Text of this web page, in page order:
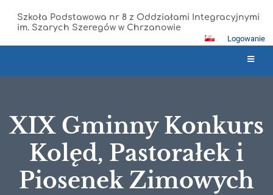
Szkoła Podstawowa nr 8 z Oddziałami Integracyjnymi
im. Szarych Szeregów w Chrzanowie
Logowanie
XIX Gminny Konkurs
Kolęd, Pastorałek i
Piosenek Zimowych